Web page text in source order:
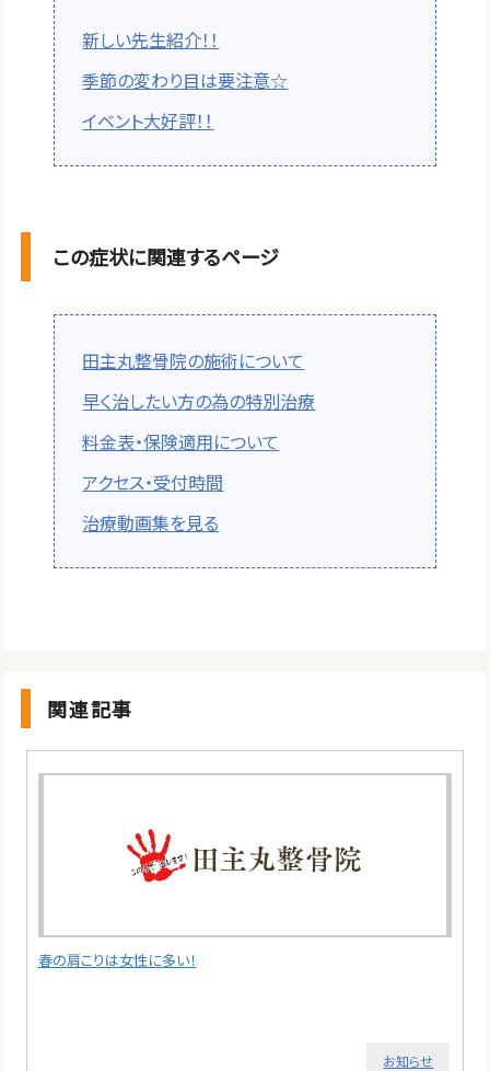
新しい先生紹介！！
季節の変わり目は要注意☆
イベント大好評！！
この症状に関連するページ
田主丸整骨院の施術について
早く治したい方の為の特別治療
料金表・保険適用について
アクセス・受付時間
治療動画集を見る
関連記事
春の肩こりは女性に多い！
お知らせ